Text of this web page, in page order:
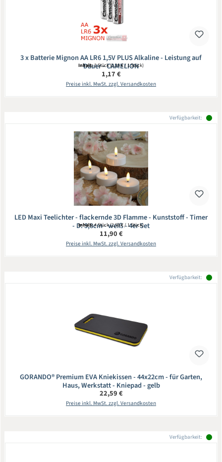
3 x Batterie Mignon AA LR6 1,5V PLUS Alkaline - Leistung auf
Dauer - CAMELION
Inhalt:3 Stück(0,39 € / 1 Stück)
Regulärer Preis:
1,17 €
Preise inkl. MwSt. zzgl. Versandkosten
Verfügbarkeit:
LED Maxi Teelichter - flackernde 3D Flamme - Kunststoff - Timer
- D: 5,8cm - weiß - 4er Set
Inhalt:4 Stück(2,98 € / 1 Stück)
Regulärer Preis:
11,90 €
Preise inkl. MwSt. zzgl. Versandkosten
Verfügbarkeit:
GORANDO® Premium EVA Kniekissen - 44x22cm - für Garten,
Haus, Werkstatt - Kniepad - gelb
Regulärer Preis:
22,59 €
Preise inkl. MwSt. zzgl. Versandkosten
Verfügbarkeit: